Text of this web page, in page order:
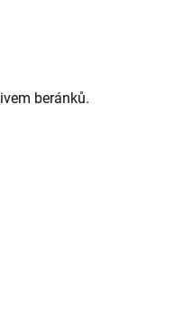
beránků.